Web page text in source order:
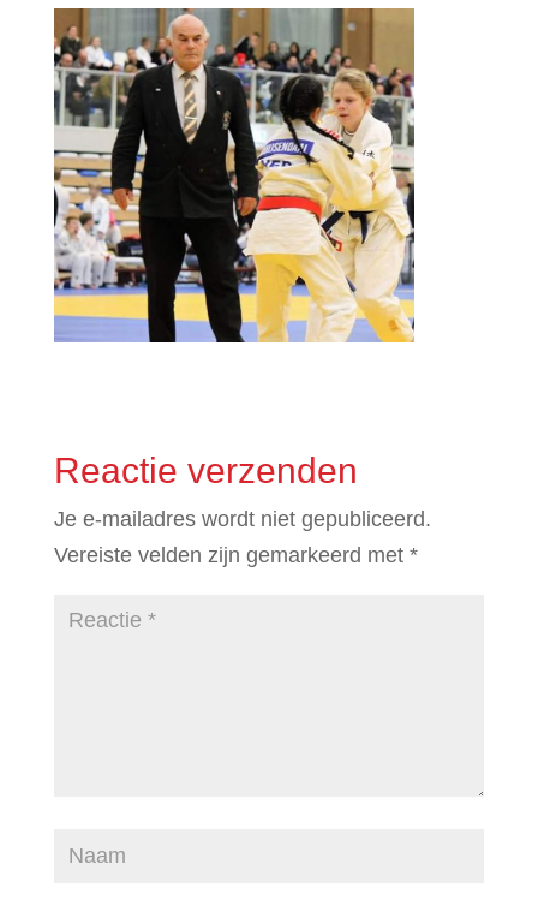
Reactie verzenden
Je e-mailadres wordt niet gepubliceerd.
Vereiste velden zijn gemarkeerd met *